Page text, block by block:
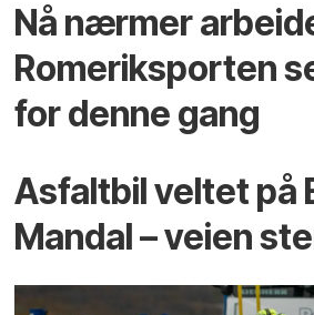
Nå nærmer
Romeriksporten
for denne gang
Asfaltbil veltet på
Mandal – veien